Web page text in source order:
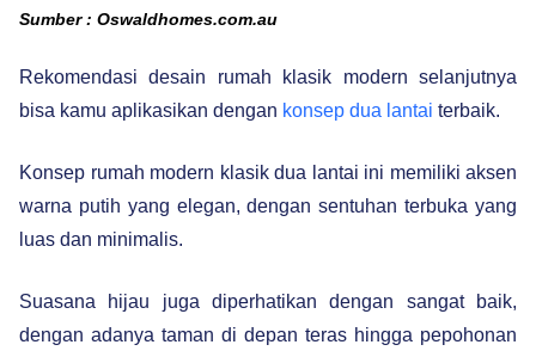
Sumber : Oswaldhomes.com.au
Rekomendasi desain rumah klasik modern selanjutnya
bisa kamu aplikasikan dengan konsep dua lantai terbaik.
Konsep rumah modern klasik dua lantai ini memiliki aksen
warna putih yang elegan, dengan sentuhan terbuka yang
luas dan minimalis.
Suasana hijau juga diperhatikan dengan sangat baik,
dengan adanya taman di depan teras hingga pepohonan